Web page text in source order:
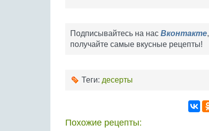
Подписывайтесь на нас Вконтакте,
получайте самые вкусные рецепты!
Теги: десерты
Похожие рецепты: